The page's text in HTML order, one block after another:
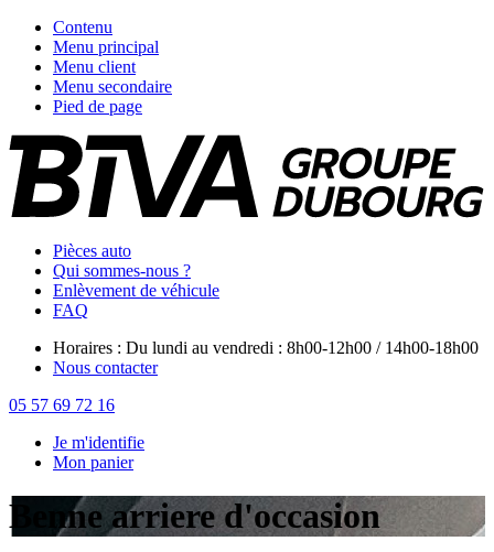
Contenu
Menu principal
Menu client
Menu secondaire
Pied de page
Pièces auto
Qui sommes-nous ?
Enlèvement de véhicule
FAQ
Horaires : Du lundi au vendredi : 8h00-12h00 / 14h00-18h00
Nous contacter
05 57 69 72 16
Je m'identifie
Mon panier
Benne arriere d'occasion